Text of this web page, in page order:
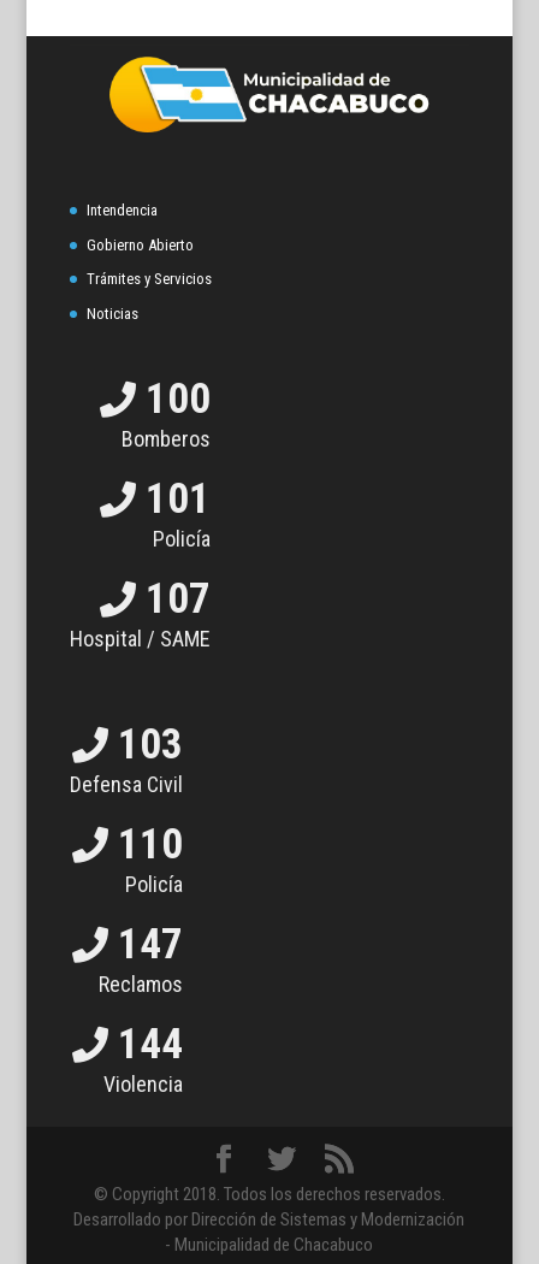
Intendencia
Gobierno Abierto
Trámites y Servicios
Noticias
100
Bomberos
101
Policía
107
Hospital / SAME
103
Defensa Civil
110
Policía
147
Reclamos
144
Violencia
© Copyright 2018. Todos los derechos reservados.
Desarrollado por Dirección de Sistemas y Modernización
- Municipalidad de Chacabuco